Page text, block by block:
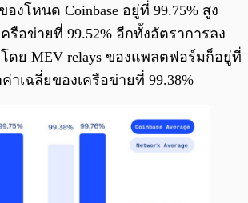
องโหนด Coinbase อยู่ที่ 99.75% สูง
รือข่ายที่ 99.52% อีกทั้งอัตราการลง
ดย MEV relays ของแพลตฟอร์มก็อยู่ที่
าเฉลี่ยของเครือข่ายที่ 99.38%